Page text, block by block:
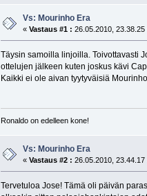
Vs: Mourinho Era
«Vastaus #1 : 26.05.2010, 23.38.25
Täysin samoilla linjoilla. Toivottavasti
ottelujen jälkeen kuten joskus kävi
Kaikki ei ole aivan tyytyväisiä
Ronaldo on edelleen kone!
Vs: Mourinho Era
«Vastaus #2 : 26.05.2010, 23.44.17
Tervetuloa Jose! Tämä oli päivän